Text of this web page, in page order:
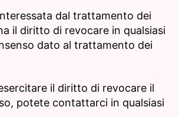
dal trattamento dei
il diritto di revocare in qualsiasi
dato al trattamento dei
il diritto di revocare il
potete contattarci in qualsiasi